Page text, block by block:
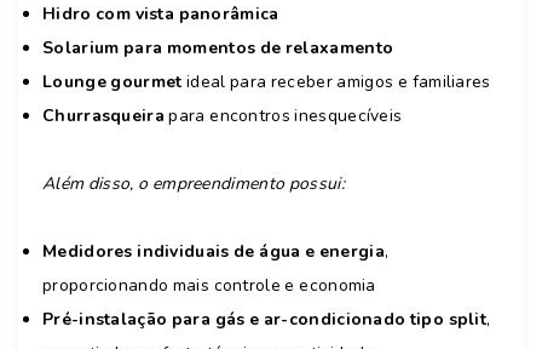
Hidro com vista panorâmica
Solarium para momentos de relaxamento
Lounge gourmet ideal para receber amigos e familiares
Churrasqueira para encontros inesquecíveis
Além disso, o empreendimento possui:
Medidores individuais de água e energia,
proporcionando mais controle e economia
Pré-instalação para gás e ar-condicionado tipo split,